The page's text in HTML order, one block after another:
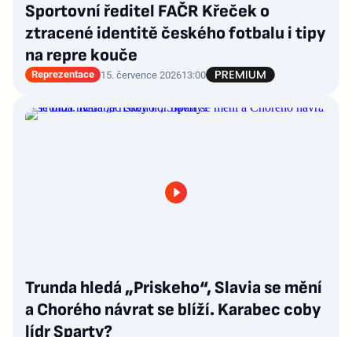
Sportovní ředitel FAČR Křeček o
ztracené identitě českého fotbalu i tipy
na repre kouče
Reprezentace 15. července 202613:00
Trunda hledá „Priskeho“, Slavia se mění
a Chorého návrat se blíží. Karabec coby
lídr Sparty?